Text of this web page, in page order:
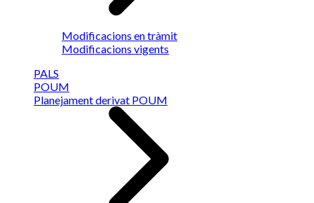
Modificacions en tràmit
Modificacions vigents
PALS
POUM
Planejament derivat POUM